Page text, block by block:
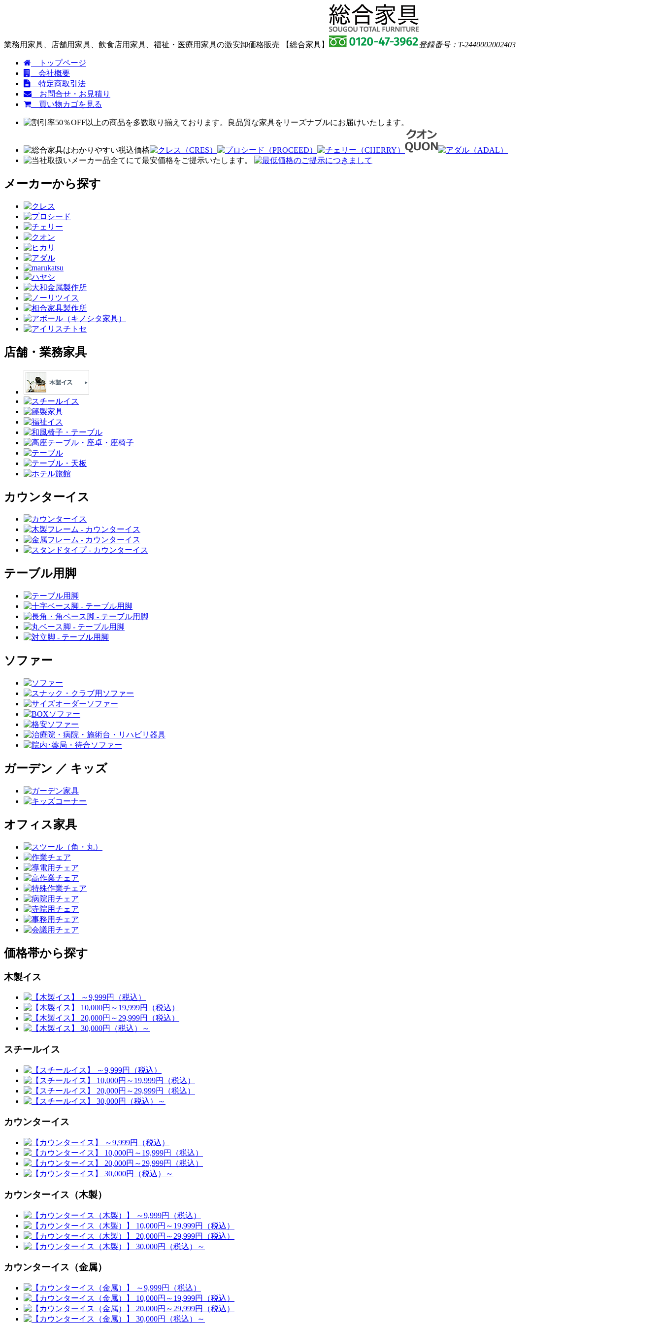
業務用家具、店舗用家具、飲食店用家具、福祉・医療用家具の激安卸価格販売 【総合家具】 登録番号：T-2440002002403
トップページ
会社概要
特定商取引法
お問合せ・お見積り
買い物カゴを見る
メーカーから探す
店舗・業務家具
カウンターイス
テーブル用脚
ソファー
ガーデン ／ キッズ
オフィス家具
価格帯から探す
木製イス
スチールイス
カウンターイス
カウンターイス（木製）
カウンターイス（金属）